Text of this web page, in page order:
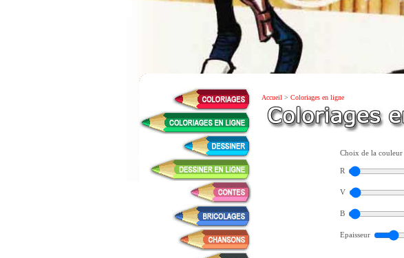
Accueil > Coloriages en ligne
Choix de la couleur
R
V
B
Epaisseur